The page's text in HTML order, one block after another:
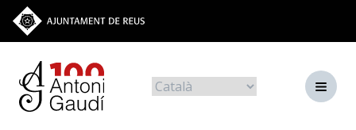
Vés al contingut
Ves a la web de l'Ajuntament de Reus
Navegació principal
Idiomes